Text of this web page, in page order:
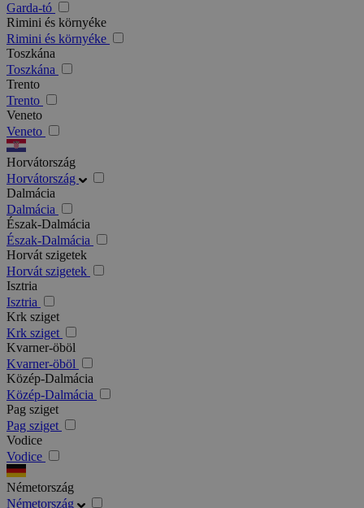
Garda-tó
Rimini és környéke
Rimini és környéke
Toszkána
Toszkána
Trento
Trento
Veneto
Veneto
Horvátország
Horvátország
Dalmácia
Dalmácia
Észak-Dalmácia
Észak-Dalmácia
Horvát szigetek
Horvát szigetek
Isztria
Isztria
Krk sziget
Krk sziget
Kvarner-öböl
Kvarner-öböl
Közép-Dalmácia
Közép-Dalmácia
Pag sziget
Pag sziget
Vodice
Vodice
Németország
Németország